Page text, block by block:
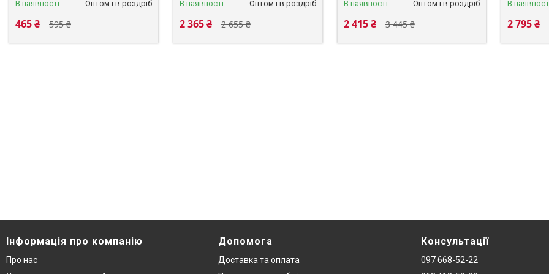
В наявності Оптом і в роздріб
595 ₴
465 ₴
В наявності Оптом і в роздріб
2 655 ₴
2 365 ₴
В наявності Оптом і в роздріб
3 445 ₴
2 415 ₴
В
2 795 ₴
Інформація про компанію
Про нас
Допомога
Доставка та оплата
Консультації
097 668-52-22